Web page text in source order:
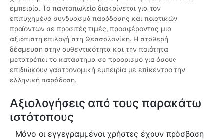
εμπειρία. Το παντοπωλείο διακρίνεται για τον
επιτυχημένο συνδυασμό παράδοσης και ποιοτικών
προϊόντων σε προσιτές τιμές, προσφέροντας μια
αξιόπιστη επιλογή στη Θεσσαλονίκη. Η σταθερή
δέσμευση στην αυθεντικότητα και την ποιότητα
μετατρέπει το κατάστημα σε προορισμό για όσους
επιδιώκουν γαστρονομική εμπειρία με επίκεντρο την
ελληνική παράδοση.
Αξιολογήσεις από τους παρακάτω
ιστότοπους
Μόνο οι εγγεγραμμένοι χρήστες έχουν πρόσβαση